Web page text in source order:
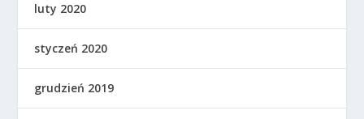
luty 2020
styczeń 2020
grudzień 2019